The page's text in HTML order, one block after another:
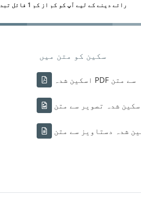
رائے دینے کے لیے آپ کو کم از کم 1 فائل تبدیل کرکے ڈاؤن لوڈ کرنی ہوگی
سکین کو متن میں
اسکین شدہ PDF سے متن
شدہ تصویر سے متن
شدہ دستاویز سے متن